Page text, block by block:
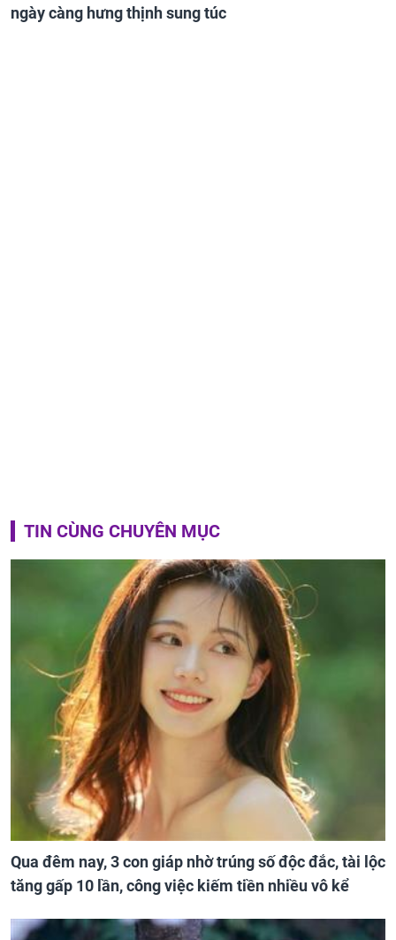
ngày càng hưng thịnh sung túc
TIN CÙNG CHUYÊN MỤC
Qua đêm nay, 3 con giáp nhờ trúng số độc đắc, tài lộc
tăng gấp 10 lần, công việc kiếm tiền nhiều vô kể